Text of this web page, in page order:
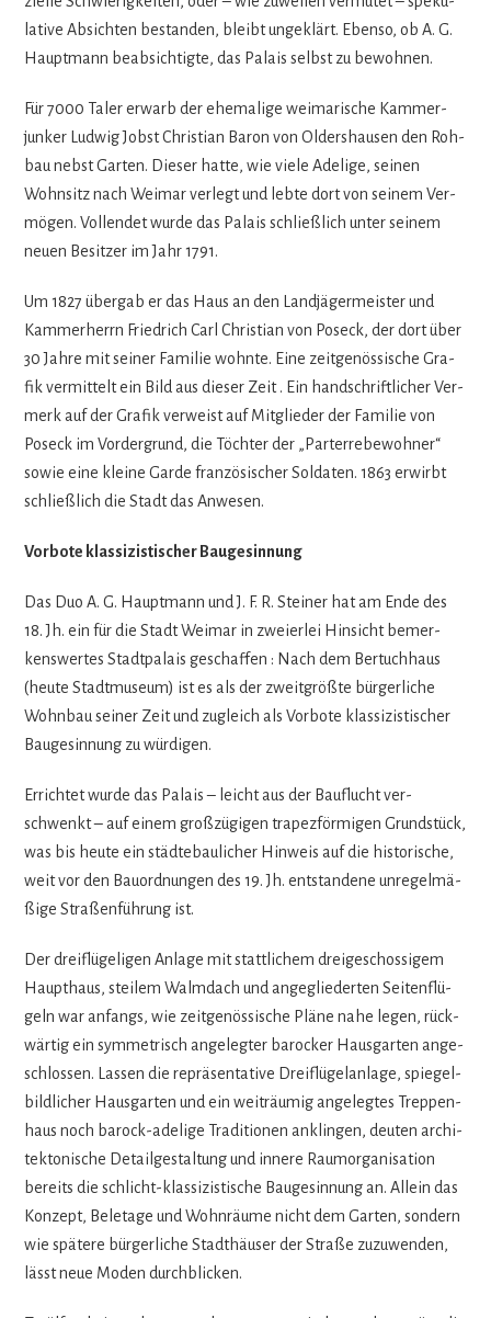
la­tive Absich­ten bestan­den, bleibt unge­klärt. Ebenso, ob A. G.
Haupt­mann beab­sich­tigte, das Palais selbst zu bewohnen.
Für 7000 Taler erwarb der ehe­ma­lige wei­ma­ri­sche Kam­mer­
jun­ker Lud­wig Jobst Chris­tian Baron von Olders­hau­sen den Roh­
bau nebst Gar­ten. Die­ser hatte, wie viele Ade­lige, sei­nen
Wohn­sitz nach Wei­mar ver­legt und lebte dort von sei­nem Ver­
mö­gen. Voll­endet wurde das Palais schließ­lich unter sei­nem
neuen Besit­zer im Jahr 1791.
Um 1827 über­gab er das Haus an den Land­jä­ger­meis­ter und
Kam­mer­herrn Fried­rich Carl Chris­tian von Pos­eck, der dort über
30 Jahre mit sei­ner Fami­lie wohnte. Eine zeit­ge­nös­si­sche Gra­
fik ver­mit­telt ein Bild aus die­ser Zeit . Ein hand­schrift­li­cher Ver­
merk auf der Gra­fik ver­weist auf Mit­glie­der der Fami­lie von
Pos­eck im Vor­der­grund, die Töch­ter der „Par­terre­be­woh­ner“
sowie eine kleine Garde fran­zö­si­scher Sol­da­ten. 1863 erwirbt
schließ­lich die Stadt das Anwesen.
Vor­bote klas­si­zis­ti­scher Baugesinnung
Das Duo A. G. Haupt­mann und J. F. R. Stei­ner hat am Ende des
18. Jh. ein für die Stadt Wei­mar in zwei­er­lei Hin­sicht bemer­
kens­wer­tes Stadt­pa­lais geschaf­fen : Nach dem Ber­tuch­haus
(heute Stadt­mu­seum) ist es als der zweit­größte bür­ger­li­che
Wohn­bau sei­ner Zeit und zugleich als Vor­bote klas­si­zis­ti­scher
Bau­ge­sin­nung zu würdigen.
Errich­tet wurde das Palais – leicht aus der Bau­flucht ver­
schwenkt – auf einem groß­zü­gi­gen tra­pez­för­mi­gen Grund­stück,
was bis heute ein städ­te­bau­li­cher Hin­weis auf die his­to­ri­sche,
weit vor den Bau­ord­nun­gen des 19. Jh. ent­stan­dene unre­gel­mä­
ßige Stra­ßen­füh­rung ist.
Der drei­flü­ge­li­gen Anlage mit statt­li­chem drei­ge­schos­si­gem
Haupt­haus, stei­lem Walm­dach und ange­glie­der­ten Sei­ten­flü­
geln war anfangs, wie zeit­ge­nös­si­sche Pläne nahe legen, rück­
wär­tig ein sym­me­trisch ange­leg­ter baro­cker Haus­gar­ten ange­
schlos­sen. Las­sen die reprä­sen­ta­tive Drei­flü­gel­an­lage, spie­gel­
bild­li­cher Haus­gar­ten und ein weit­räu­mig ange­leg­tes Trep­pen­
haus noch barock-ade­lige Tra­di­tio­nen anklin­gen, deu­ten archi­
tek­to­ni­sche Detail­ge­stal­tung und innere Raum­or­ga­ni­sa­tion
bereits die schlicht-klas­si­zis­ti­sche Bau­ge­sin­nung an. Allein das
Kon­zept, Bel­etage und Wohn­räume nicht dem Gar­ten, son­dern
wie spä­tere bür­ger­li­che Stadt­häu­ser der Straße zuzu­wen­den,
lässt neue Moden durchblicken.